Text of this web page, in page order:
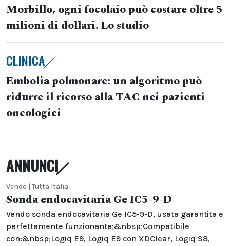
Morbillo, ogni focolaio può costare oltre 5
milioni di dollari. Lo studio
CLINICA
Embolia polmonare: un algoritmo può
ridurre il ricorso alla TAC nei pazienti
oncologici
ANNUNCI
Vendo | Tutta Italia
Sonda endocavitaria Ge IC5-9-D
Vendo sonda endocavitaria Ge IC5-9-D, usata garantita e
perfettamente funzionante;&nbsp;Compatibile
con:&nbsp;Logiq E9, Logiq E9 con XDClear, Logiq S8,